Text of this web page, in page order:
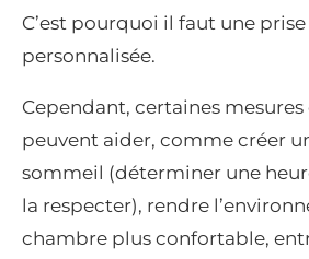
C’est pourquoi il faut une
personnalisée.
Cependant, certaines
peuvent aider, comme créer
sommeil (déterminer une
la respecter), rendre
chambre plus confortable,